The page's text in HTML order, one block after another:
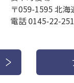
〒059-1595 北海
電話 0145-22-